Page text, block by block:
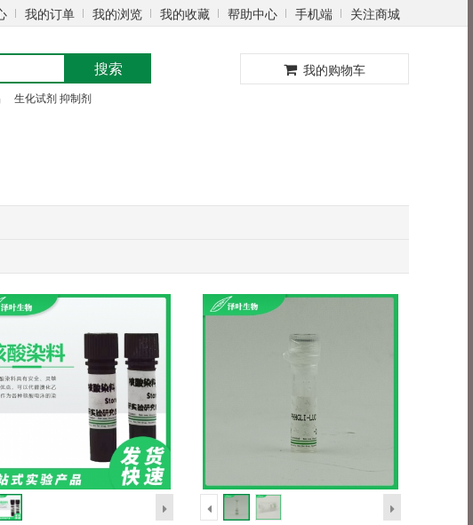
我的订单 我的浏览 我的收藏 帮助中心 手机端 关注商城
搜索
生化试剂 抑制剂
我的购物车